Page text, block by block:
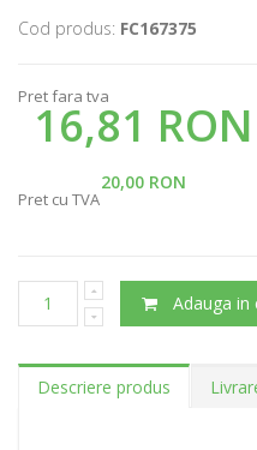
Cod produs: FC167375
Pret fara tva
16,81 RON
20,00 RON
Pret cu TVA
Adauga in
Descriere produs